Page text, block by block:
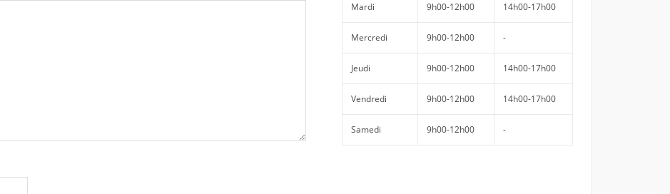
Mardi 9h00-12h00 14h00-17h00
Mercredi 9h00-12h00 -
Jeudi 9h00-12h00 14h00-17h00
Vendredi 9h00-12h00 14h00-17h00
Samedi 9h00-12h00 -